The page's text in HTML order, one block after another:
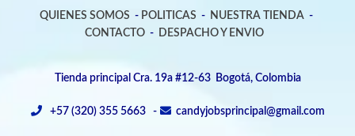
QUIENES SOMOS - POLITICAS - NUESTRA TIENDA -
CONTACTO- DESPACHO Y ENVIO
Tienda principal Cra. 19a #12-63 Bogotá, Colombia
+57 (320) 355 5663 - candyjobsprincipal@gmail.com